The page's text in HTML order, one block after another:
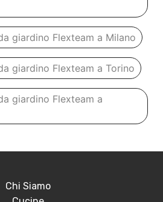
giardino Flexteam a Milano
giardino Flexteam a Torino
giardino Flexteam a
Chi Siamo